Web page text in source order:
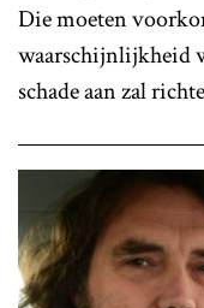
Die moeten
waarschijnlijkheid
schade aan zal